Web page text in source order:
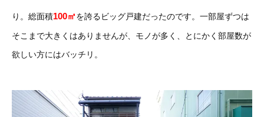
り。総面積100㎡を誇るビッグ戸建だったのです。一部屋ずつは
そこまで大きくはありませんが、モノが多く、とにかく部屋数が
欲しい方にはバッチリ。